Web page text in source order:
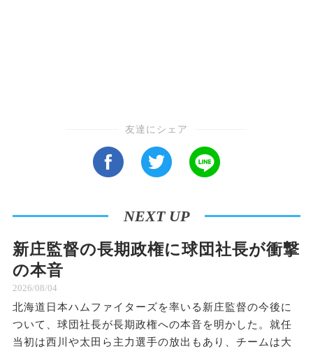
友達にシェア
NEXT UP
新庄監督の長期政権に球団社長が衝撃
の本音
2026/08/04
北海道日本ハムファイターズを率いる新庄監督の今後に
ついて、球団社長が長期政権への本音を明かした。就任
当初は西川や太田ら主力選手の放出もあり、チームは大